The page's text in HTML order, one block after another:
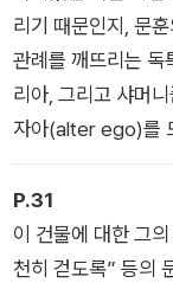
로지른다. 게다가
다. 앞서 일부만 언
싼 감각과 논리, 전
과 풍경, 리모델링,
두루 접해 있다. 아
도권에 몰려있다는
대형 사무소와 아틀
조직의 시스템이 만
리기 때문인지, 문
관례를 깨뜨리는 독
리아, 그리고 샤머
자아(alter ego)를
“드라큘라의 성”이
P.31
이 건물에 대한 그
천히 걷도록” 등의